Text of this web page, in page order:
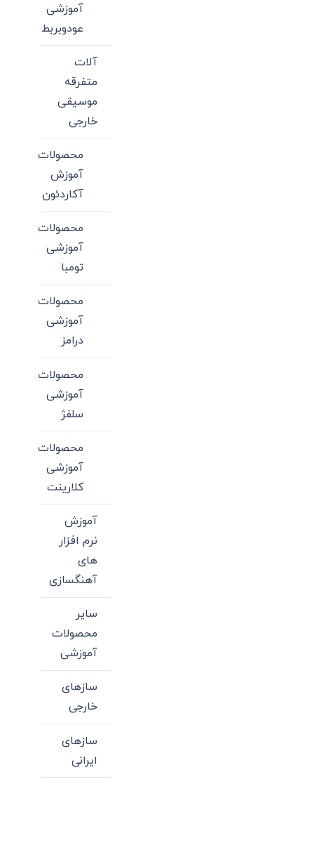
آموزشی
عودوبربط
آلات
متفرقه
موسیقی
خارجی
محصولات
آموزش
آکاردئون
محصولات
آموزشی
تومبا
محصولات
آموزشی
درامز
محصولات
آموزشی
سلفژ
محصولات
آموزشی
کلارینت
آموزش
نرم افزار
های
آهنگسازی
سایر
محصولات
آموزشی
سازهای
خارجی
سازهای
ایرانی